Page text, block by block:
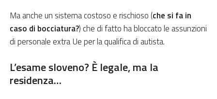
Ma anche un sistema costoso e rischioso (che si fa in
caso di bocciatura?) che di fatto ha bloccato le assunzioni
di personale extra Ue per la qualifica di autista.
L’esame sloveno? È legale, ma la
residenza…